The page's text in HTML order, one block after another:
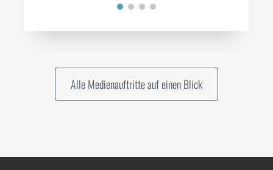
Alle Medienauftritte auf einen Blick